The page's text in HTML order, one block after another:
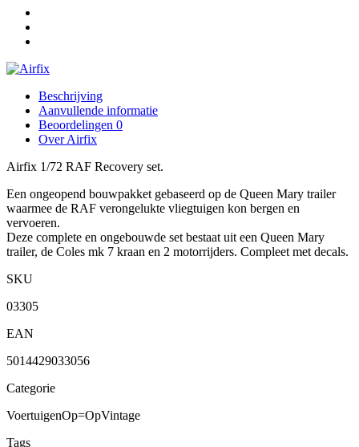
Beschrijving
Aanvullende informatie
Beoordelingen 0
Over Airfix
Airfix 1/72 RAF Recovery set.
Een ongeopend bouwpakket gebaseerd op de Queen Mary trailer
waarmee de RAF verongelukte vliegtuigen kon bergen en
vervoeren.
Deze complete en ongebouwde set bestaat uit een Queen Mary
trailer, de Coles mk 7 kraan en 2 motorrijders. Compleet met decals.
SKU
03305
EAN
5014429033056
Categorie
VoertuigenOp=OpVintage
Tags